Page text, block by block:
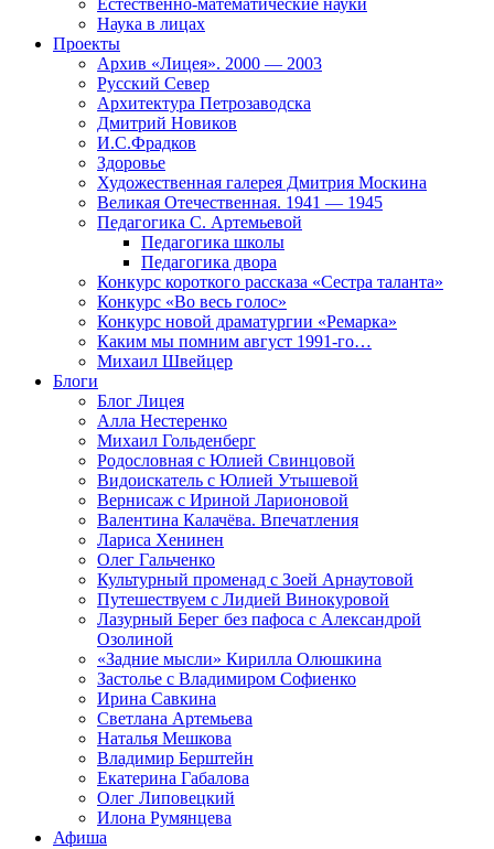
Естественно-математические науки
Наука в лицах
Проекты
Архив «Лицея». 2000 — 2003
Русский Север
Архитектура Петрозаводска
Дмитрий Новиков
И.С.Фрадков
Здоровье
Художественная галерея Дмитрия Москина
Великая Отечественная. 1941 — 1945
Педагогика С. Артемьевой
Педагогика школы
Педагогика двора
Конкурс короткого рассказа «Сестра таланта»
Конкурс «Во весь голос»
Конкурс новой драматургии «Ремарка»
Каким мы помним август 1991-го…
Михаил Швейцер
Блоги
Блог Лицея
Алла Нестеренко
Михаил Гольденберг
Родословная с Юлией Свинцовой
Видоискатель с Юлией Утышевой
Вернисаж с Ириной Ларионовой
Валентина Калачёва. Впечатления
Лариса Хенинен
Олег Гальченко
Культурный променад с Зоей Арнаутовой
Путешествуем с Лидией Винокуровой
Лазурный Берег без пафоса с Александрой
Озолиной
«Задние мысли» Кирилла Олюшкина
Застолье с Владимиром Софиенко
Ирина Савкина
Светлана Артемьева
Наталья Мешкова
Владимир Берштейн
Екатерина Габалова
Олег Липовецкий
Илона Румянцева
Афиша